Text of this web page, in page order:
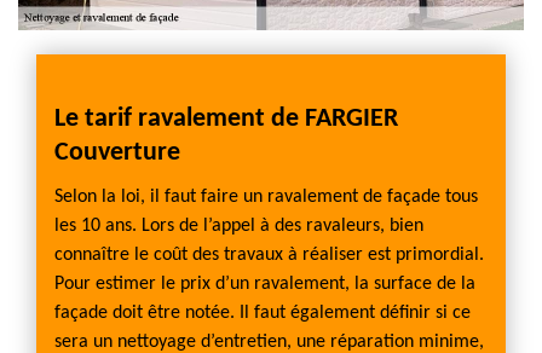
Le tarif ravalement de FARGIER
Couverture
Selon la loi, il faut faire un ravalement de façade tous
les 10 ans. Lors de l’appel à des ravaleurs, bien
connaître le coût des travaux à réaliser est primordial.
Pour estimer le prix d’un ravalement, la surface de la
façade doit être notée. Il faut également définir si ce
sera un nettoyage d’entretien, une réparation minime,